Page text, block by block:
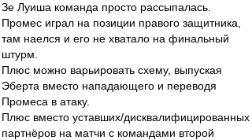
Зе Луиша команда просто рассыпалась.
Промес играл на позиции правого защитника,
там наелся и его не хватало на финальный
штурм.
Плюс можно варьировать схему, выпуская
Эберта вместо нападающего и переводя
Промеса в атаку.
Плюс вместо уставших/дисквалифицированных
партнёров на матчи с командами второй